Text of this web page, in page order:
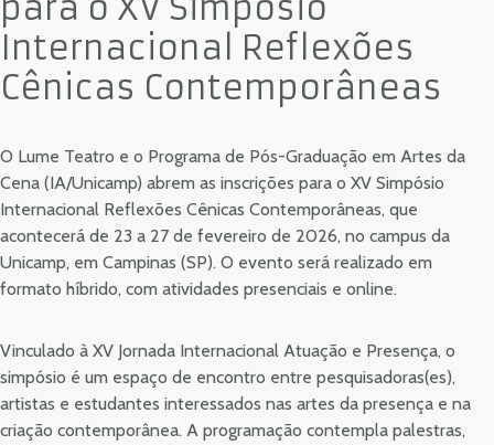
para o XV Simpósio
Internacional Reflexões
Cênicas Contemporâneas
O Lume Teatro e o Programa de Pós-Graduação em Artes da
Cena (IA/Unicamp) abrem as inscrições para o XV Simpósio
Internacional Reflexões Cênicas Contemporâneas, que
acontecerá de 23 a 27 de fevereiro de 2026, no campus da
Unicamp, em Campinas (SP). O evento será realizado em
formato híbrido, com atividades presenciais e online.
Vinculado à XV Jornada Internacional Atuação e Presença, o
simpósio é um espaço de encontro entre pesquisadoras(es),
artistas e estudantes interessados nas artes da presença e na
criação contemporânea. A programação contempla palestras,